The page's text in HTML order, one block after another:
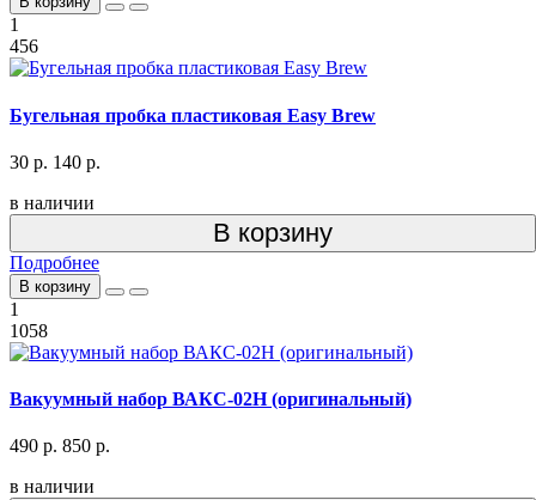
1
456
Бугельная пробка пластиковая Easy Brew
30 р. 140 р.
в наличии
В корзину
Подробнее
В корзину
1
1058
Вакуумный набор ВАКС-02Н (оригинальный)
490 р. 850 р.
в наличии